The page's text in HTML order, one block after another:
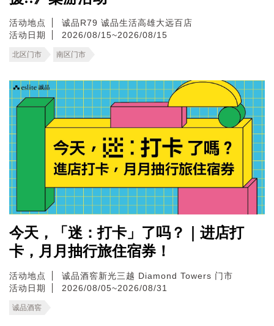
活动地点 诚品R79 诚品生活高雄大远百店
活动日期
2026/08/15~2026/08/15
北区门市 南区门市
今天，「迷：打卡」了吗？｜进店打
卡，月月抽行旅住宿券！
活动地点
诚品酒窖新光三越 Diamond Towers 门市
活动日期
2026/08/05~2026/08/31
诚品酒窖